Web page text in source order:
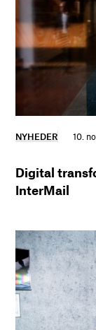
NYHEDER 10.
Digital
InterMail